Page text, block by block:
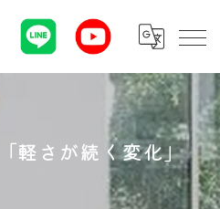
軽さが続く変化」